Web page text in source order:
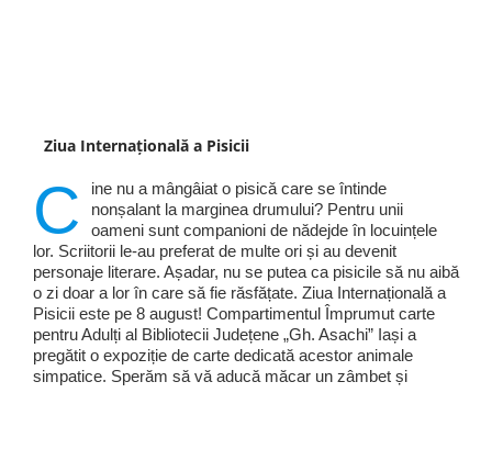
Ziua Internațională a Pisicii
C
ine nu a mângâiat o pisică care se întinde
nonșalant la marginea drumului? Pentru unii
oameni sunt companioni de nădejde în locuințele
lor. Scriitorii le-au preferat de multe ori și au devenit
personaje literare. Așadar, nu se putea ca pisicile să nu aibă
o zi doar a lor în care să fie răsfățate. Ziua Internațională a
Pisicii este pe 8 august! Compartimentul Împrumut carte
pentru Adulți al Bibliotecii Județene „Gh. Asachi” Iași a
pregătit o expoziție de carte dedicată acestor animale
simpatice. Sperăm să vă aducă măcar un zâmbet și